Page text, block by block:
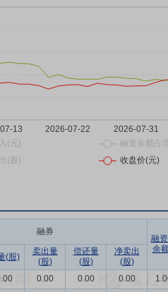
融券
融
余
(股)
卖出量
(股)
偿还量
(股)
净卖出
(股)
0.00 0.00 0.00